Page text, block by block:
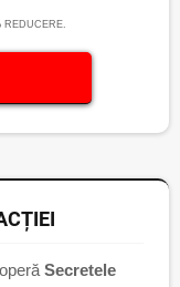
REDUCERE.
Secretele